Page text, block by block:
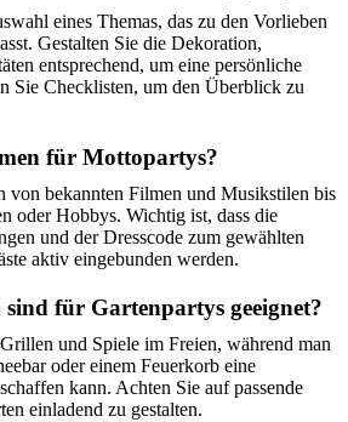
eines Themas, das zu den Vorlieben
Gestalten Sie die Dekoration,
entsprechend, um eine persönliche
Sie Checklisten, um den Überblick zu
für Mottopartys?
von bekannten Filmen und Musikstilen bis
oder Hobbys. Wichtig ist, dass die
und der Dresscode zum gewählten
aktiv eingebunden werden.
für Gartenpartys geeignet?
und Spiele im Freien, während man
oder einem Feuerkorb eine
kann. Achten Sie auf passende
einladend zu gestalten.